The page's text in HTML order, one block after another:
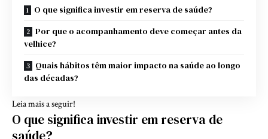
O que significa investir em reserva de saúde?
Por que o acompanhamento deve começar antes da
velhice?
Quais hábitos têm maior impacto na saúde ao longo
das décadas?
Leia mais a seguir!
O que significa investir em reserva de
saúde?